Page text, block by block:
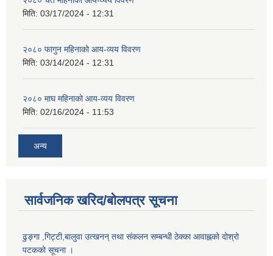
मिति: 03/17/2024 - 12:31
२०८० फागुन महिनाको आय-व्यय विवरण
मिति: 03/14/2024 - 12:31
२०८० माघ महिनाको आय-व्यय विवरण
मिति: 02/16/2024 - 11:53
अन्य
सार्वजनिक खरिद/बोलपत्र सूचना
ढुङ्गा ,गिट्टी,बालुवा उत्खनन् तथा संकलन सम्बन्धी ठेक्का आवाह्नको दोश्रो
पटकको सूचना ।